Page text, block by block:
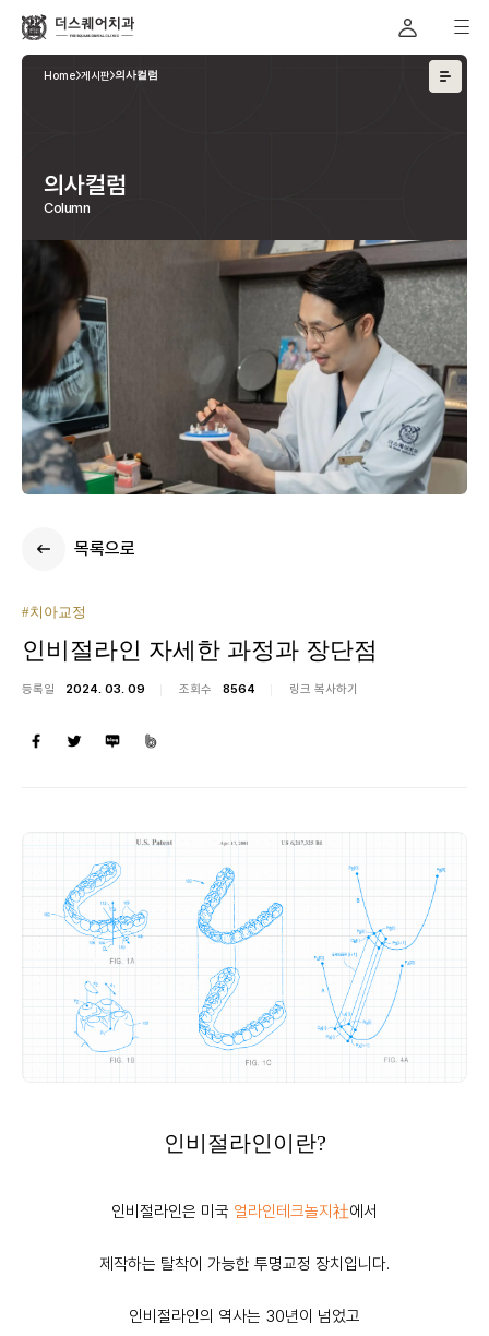
Home 게시판 의사컬럼
의사컬럼
Column
목록으로
#치아교정
인비절라인 자세한 과정과 장단점
등록일 2024. 03. 09 조회수 8564 링크 복사하기
인비절라인이란?
인비절라인은 미국 얼라인테크놀지社에서
제작하는 탈착이 가능한 투명교정 장치입니다.
인비절라인의 역사는 30년이 넘었고